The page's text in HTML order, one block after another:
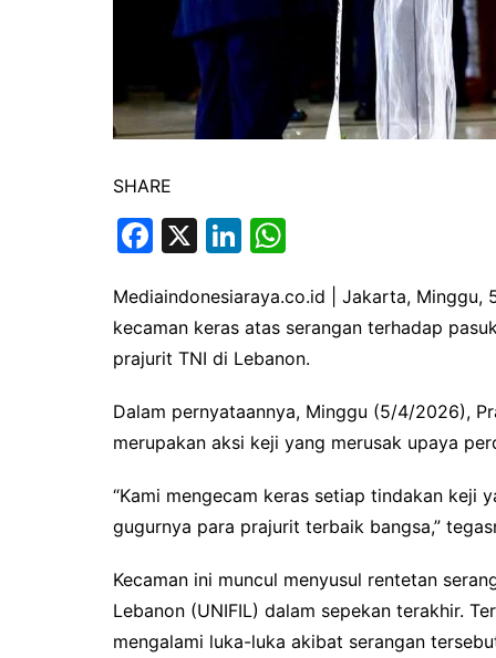
SHARE
F
c
e
b
o
o
k
X
Li
k
e
dI
n
at
s
A
p
p
Mediaindonesiaraya.co.id | Jakarta,
kecaman keras atas serangan terhadap
prajurit TNI di Lebanon.
Dalam pernyataannya, Minggu (5/4/2026),
merupakan aksi keji yang merusak upaya
“Kami mengecam keras setiap tindakan keji
gugurnya para prajurit terbaik bangsa,”
Kecaman ini muncul menyusul rentetan
Lebanon (UNIFIL) dalam sepekan terakhir.
mengalami luka-luka akibat serangan